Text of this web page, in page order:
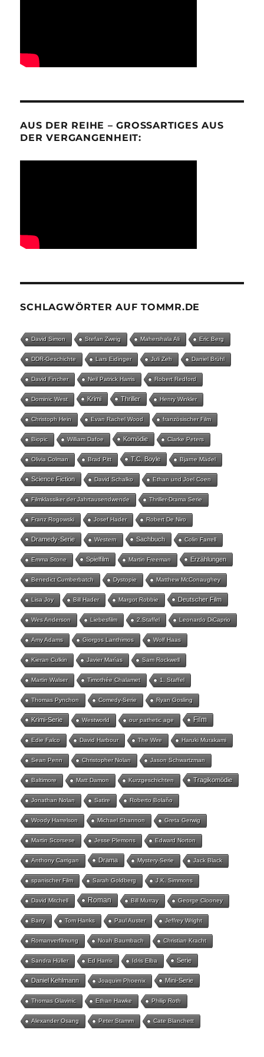
AUS DER REIHE – GROSSARTIGES AUS D
ER VERGANGENHEIT:
SCHLAGWÖRTER AUF TOMMR.DE
David Simon Stefan Zweig Mahershala Ali Eric Berg
DDR-Geschichte Lars Eidinger Juli Zeh Daniel Brühl
David Fincher Neil Patrick Harris Robert Redford
Dominic West Krimi Thriller Henry Winkler
Christoph Hein Evan Rachel Wood französischer Film
Biopic William Dafoe Komödie Clarke Peters
Olivia Colman Brad Pitt T.C. Boyle Bjarne Mädel
Science Fiction David Schalko Ethan und Joel Coen
Filmklassiker der Jahrtausendwende Thriller-Drama Serie
Franz Rogowski Josef Hader Robert De Niro
Dramedy-Serie Western Sachbuch Colin Farrell
Emma Stone Spielfilm Martin Freeman Erzählungen
Benedict Cumberbatch Dystopie Matthew McConaughey
Lisa Joy Bill Hader Margot Robbie Deutscher Film
Wes Anderson Liebesfilm 2.Staffel Leonardo DiCaprio
Amy Adams Giorgos Lanthimos Wolf Haas
Kieran Culkin Javier Marías Sam Rockwell
Martin Walser Timothée Chalamet 1. Staffel
Thomas Pynchon Comedy-Serie Ryan Gosling
Krimi-Serie Westworld our pathetic age Film
Edie Falco David Harbour The Wire Haruki Murakami
Sean Penn Christopher Nolan Jason Schwartzman
Baltimore Matt Damon Kurzgeschichten Tragikomödie
Jonathan Nolan Satire Roberto Bolaño
Woody Harrelson Michael Shannon Greta Gerwig
Martin Scorsese Jesse Plemons Edward Norton
Anthony Carrigan Drama Mystery-Serie Jack Black
spanischer Film Sarah Goldberg J.K. Simmons
David Mitchell Roman Bill Murray George Clooney
Barry Tom Hanks Paul Auster Jeffrey Wright
Romanverfilmung Noah Baumbach Christian Kracht
Sandra Hüller Ed Harris Idris Elba Serie
Daniel Kehlmann Joaquim Phoenix Mini-Serie
Thomas Glavinic Ethan Hawke Philip Roth
Alexander Osang Peter Stamm Cate Blanchett